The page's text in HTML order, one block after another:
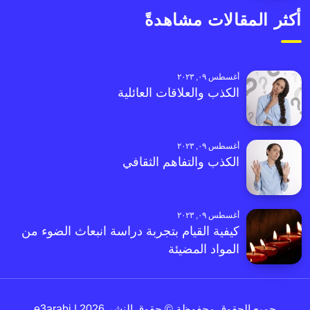
أكثر المقالات مشاهدةً
أغسطس ٠٩, ٢٠٢٣
الكذب والعلاقات العائلية
أغسطس ٠٩, ٢٠٢٣
الكذب والتفاهم الثقافي
أغسطس ٠٩, ٢٠٢٣
كيفية القيام بتجربة دراسة انبعاث الضوء من
المواد المضيئة